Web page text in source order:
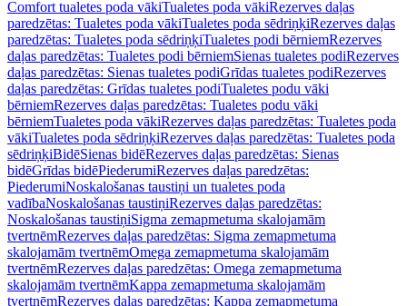
Comfort tualetes poda vākiTualetes poda vākiRezerves daļas
paredzētas: Tualetes poda vākiTualetes poda sēdriņķiRezerves daļas
paredzētas: Tualetes poda sēdriņķiTualetes podi bērniemRezerves
daļas paredzētas: Tualetes podi bērniemSienas tualetes podiRezerves
daļas paredzētas: Sienas tualetes podiGrīdas tualetes podiRezerves
daļas paredzētas: Grīdas tualetes podiTualetes podu vāki
bērniemRezerves daļas paredzētas: Tualetes podu vāki
bērniemTualetes poda vākiRezerves daļas paredzētas: Tualetes poda
vākiTualetes poda sēdriņķiRezerves daļas paredzētas: Tualetes poda
sēdriņķiBidēSienas bidēRezerves daļas paredzētas: Sienas
bidēGrīdas bidēPiederumiRezerves daļas paredzētas:
PiederumiNoskalošanas taustiņi un tualetes poda
vadībaNoskalošanas taustiņiRezerves daļas paredzētas:
Noskalošanas taustiņiSigma zemapmetuma skalojamām
tvertnēmRezerves daļas paredzētas: Sigma zemapmetuma
skalojamām tvertnēmOmega zemapmetuma skalojamām
tvertnēmRezerves daļas paredzētas: Omega zemapmetuma
skalojamām tvertnēmKappa zemapmetuma skalojamām
tvertnēmRezerves daļas paredzētas: Kappa zemapmetuma